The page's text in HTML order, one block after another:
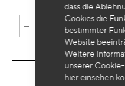
dass die
Cookies die
bestimmter
Website
Weitere
unserer
hiereinsehen
-